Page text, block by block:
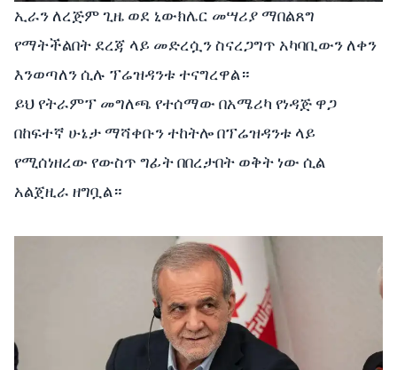
ኢራን ለረጅም ጊዜ ወደ ኒውክሌር መሣሪያ ማበልጸግ
የማትችልበት ደረጃ ላይ መድረሷን ስናረጋግጥ አካባቢውን ለቀን
እንወጣለን ሲሉ ፕሬዝዳንቱ ተናግረዋል።
ይህ የትራምፕ መግለጫ የተሰማው በአሜሪካ የነዳጅ ዋጋ
በከፍተኛ ሁኔታ ማሻቀቡን ተከትሎ በፕሬዝዳንቱ ላይ
የሚሰነዘረው የውስጥ ግፊት በበረታበት ወቅት ነው ሲል
አልጀዚራ ዘግቧል።